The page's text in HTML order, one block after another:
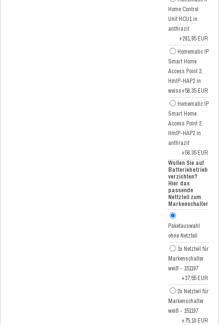
Home Control
Unit HCU1 in
anthrazit
+281,95 EUR
Homematic IP
Smart Home
Access Point 2,
HmIP-HAP2 in
weiss+56,35 EUR
Homematic IP
Smart Home
Access Point 2,
HmIP-HAP2 in
anthrazit
+56,35 EUR
Wollen Sie auf
Batteriebetrieb
verzichten?
Hier das
passende
Nettzteil zum
Markenschalter
Paketauswahl
ohne Netzteil
1x Netzteil für
Markenschalter
weiß - 151197
+37,55 EUR
2x Netzteil für
Markenschalter
weiß - 151197
+75,10 EUR